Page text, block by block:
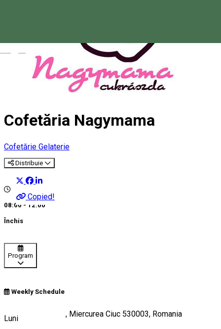
Cofetăria Nagymama
Cofetărie Gelaterie
Distribuie
Copied!
08:00 - 12:00
Închis
Program
Weekly Schedule
Luni
Piața Libertății 13, Miercurea Ciuc 530003, Romania